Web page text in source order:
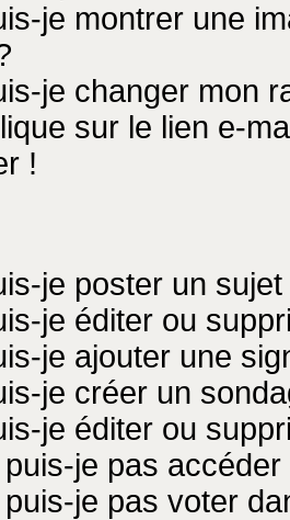
je montrer une
je changer mon
sur le lien e-
!
je poster un
je éditer ou
je ajouter une
je créer un
je éditer ou
je pas
je pas voter